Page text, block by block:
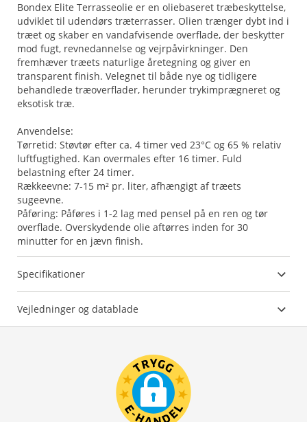
Bondex Elite Terrasseolie er en oliebaseret træbeskyttelse,
udviklet til udendørs træterrasser. Olien trænger dybt ind i
træet og skaber en vandafvisende overflade, der beskytter
mod fugt, revnedannelse og vejrpåvirkninger. Den
fremhæver træets naturlige åretegning og giver en
transparent finish. Velegnet til både nye og tidligere
behandlede træoverflader, herunder trykimprægneret og
eksotisk træ.
Anvendelse:
Tørretid: Støvtør efter ca. 4 timer ved 23°C og 65 % relativ
luftfugtighed. Kan overmales efter 16 timer. Fuld
belastning efter 24 timer.
Rækkeevne: 7-15 m² pr. liter, afhængigt af træets
sugeevne.
Påføring: Påføres i 1-2 lag med pensel på en ren og tør
overflade. Overskydende olie aftørres inden for 30
minutter for en jævn finish.
Specifikationer
Vejledninger og datablade